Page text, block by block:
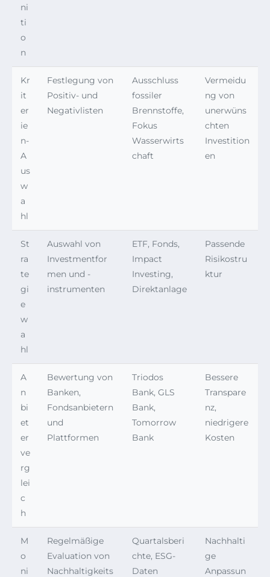
ni
ti
o
n
Kr
it
er
ie
n-
A
us
w
a
hl
Festlegung von
Positiv- und
Negativlisten
Ausschluss
fossiler
Brennstoffe,
Fokus
Wasserwirts
chaft
Vermeidu
ng von
unerwüns
chten
Investition
en
St
ra
te
gi
e
w
a
hl
Auswahl von
Investmentfor
men und -
instrumenten
ETF, Fonds,
Impact
Investing,
Direktanlage
Passende
Risikostru
ktur
A
n
bi
et
er
ve
rg
lei
c
h
Bewertung von
Banken,
Fondsanbietern
und
Plattformen
Triodos
Bank, GLS
Bank,
Tomorrow
Bank
Bessere
Transpare
nz,
niedrigere
Kosten
M
o
ni
Regelmäßige
Evaluation von
Nachhaltigkeits
Quartalsberi
chte, ESG-
Daten
Nachhalti
ge
Anpassun